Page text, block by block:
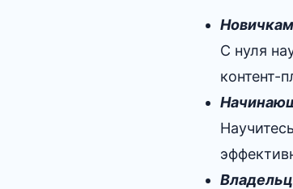
Новичкам
С нуля
контент-